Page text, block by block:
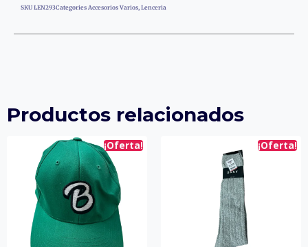
SKU LEN293Categories Accesorios Varios, Lenceria
Productos relacionados
¡Oferta! ¡Oferta!